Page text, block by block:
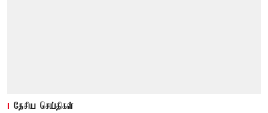
தேசிய செய்திகள்